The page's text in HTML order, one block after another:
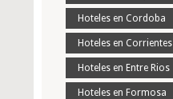
Hoteles en Cordoba
Hoteles en Corrientes
Hoteles en Entre Rios
Hoteles en Formosa